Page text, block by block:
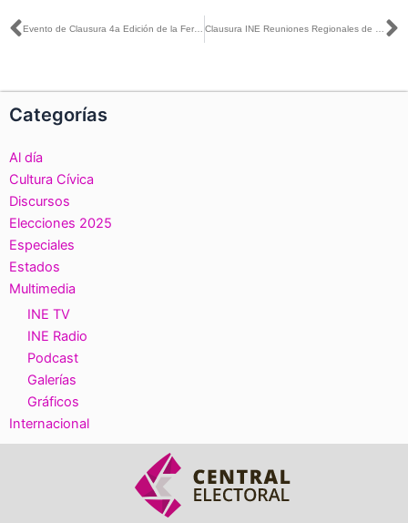
Ant
Categorías
Al día
Cultura Cívica
Discursos
Elecciones 2025
Especiales
Estados
Multimedia
INE TV
INE Radio
Podcast
Galerías
Gráficos
Internacional